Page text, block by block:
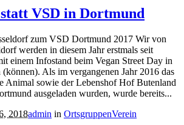
VSD in Dortmund
zum VSD Dortmund 2017 Wir von
werden in diesem Jahr erstmals seit
einem Infostand beim Vegan Street Day in
Als im vergangenen Jahr 2016 das
Animal sowie der Lebenshof Hof Butenland
ausgeladen wurden, wurde bereits...
2018admin in OrtsgruppenVerein